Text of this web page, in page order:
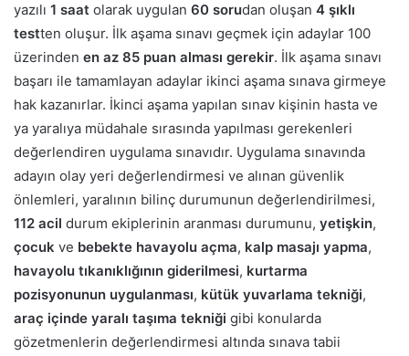
yazılı 1 saat olarak uygulan 60 sorudan oluşan 4 şıklı
testten oluşur. İlk aşama sınavı geçmek için adaylar 100
üzerinden en az 85 puan alması gerekir. İlk aşama sınavı
başarı ile tamamlayan adaylar ikinci aşama sınava girmeye
hak kazanırlar. İkinci aşama yapılan sınav kişinin hasta ve
ya yaralıya müdahale sırasında yapılması gerekenleri
değerlendiren uygulama sınavıdır. Uygulama sınavında
adayın olay yeri değerlendirmesi ve alınan güvenlik
önlemleri, yaralının bilinç durumunun değerlendirilmesi,
112 acil durum ekiplerinin aranması durumunu, yetişkin,
çocuk ve bebekte havayolu açma, kalp masajı yapma,
havayolu tıkanıklığının giderilmesi, kurtarma
pozisyonunun uygulanması, kütük yuvarlama tekniği,
araç içinde yaralı taşıma tekniği gibi konularda
gözetmenlerin değerlendirmesi altında sınava tabii